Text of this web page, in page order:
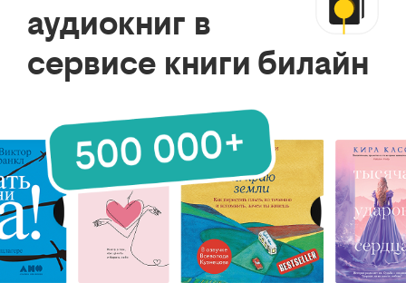
аудиокниг в
сервисе книги билайн